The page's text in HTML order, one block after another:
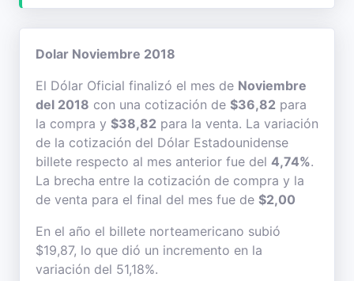
Dolar Noviembre 2018
El Dólar Oficial finalizó el mes de Noviembre
del 2018 con una cotización de $36,82 para
la compra y $38,82 para la venta. La variación
de la cotización del Dólar Estadounidense
billete respecto al mes anterior fue del 4,74%.
La brecha entre la cotización de compra y la
de venta para el final del mes fue de $2,00
En el año el billete norteamericano subió
$19,87, lo que dió un incremento en la
variación del 51,18%.